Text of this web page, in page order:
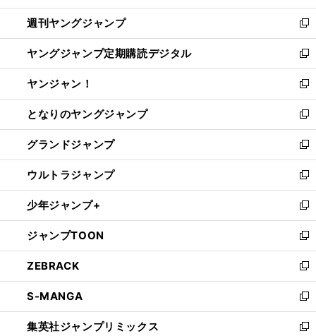
開
く
ウ
で
開
く
ン
ド
ウ
で
開
く
ウ
ィ
ン
ド
ウ
で
開
く
週刊ヤングジャンプ
新
し
い
ウ
ィ
ン
ド
ウ
で
開
く
ヤングジャンプ定期購読デジタル
新
し
い
ウ
ィ
ン
ド
ウ
で
開
く
ヤンジャン！
新
し
い
ウ
ィ
ン
ド
ウ
で
開
く
となりのヤングジャンプ
新
し
い
ウ
ィ
ン
ド
ウ
で
開
く
グランドジャンプ
新
し
い
ウ
ィ
ン
ド
ウ
で
開
く
ウルトラジャンプ
新
し
い
ウ
ィ
ン
ド
ウ
で
開
く
少年ジャンプ+
新
し
い
ウ
ィ
ン
ド
ウ
で
ジャンプTOON
新
し
い
ウ
ィ
ン
ド
ZEBRACK
新
し
い
ウ
ィ
S-MANGA
新
し
い
集英社ジャンプリミックス 新